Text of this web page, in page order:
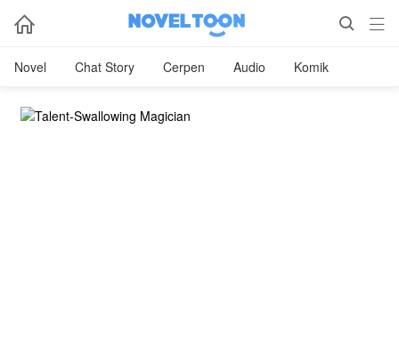
  
Novel Chat Story Cerpen Audio Komik